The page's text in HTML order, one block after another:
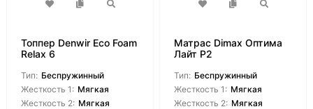
Топпер Denwir Eco Foam
Relax 6
Тип: Беспружинный
Жесткость 1: Мягкая
Жесткость 2: Мягкая
Матрас Dimax Оптима
Лайт P2
Тип: Беспружинный
Жесткость 1: Мягкая
Жесткость 2: Мягкая